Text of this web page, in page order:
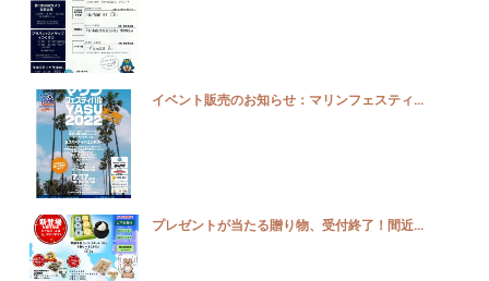
イベント販売のお知らせ：マリンフェスティ...
プレゼントが当たる贈り物、受付終了！間近...